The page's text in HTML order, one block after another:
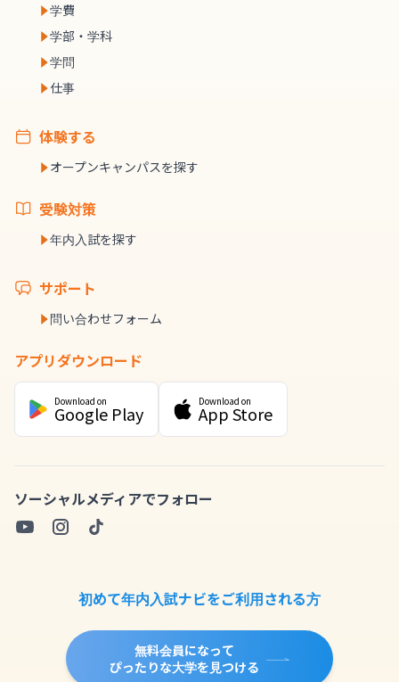
学費
学部・学科
学問
仕事
体験する
オープンキャンパスを探す
受験対策
年内入試を探す
サポート
問い合わせフォーム
アプリダウンロード
Download on
Google Play
Download on
App Store
ソーシャルメディアでフォロー
初めて年内入試ナビをご利用される方
無料会員になって
ぴったりな大学を見つける